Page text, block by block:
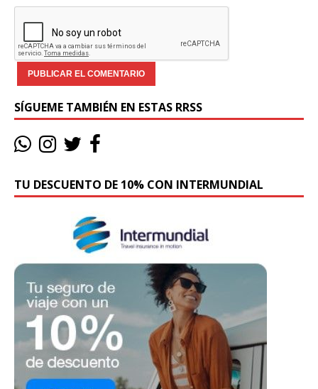
SÍGUEME TAMBIÉN EN ESTAS RRSS
TU DESCUENTO DE 10% CON INTERMUNDIAL